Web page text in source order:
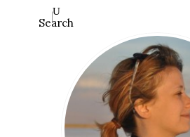
Search